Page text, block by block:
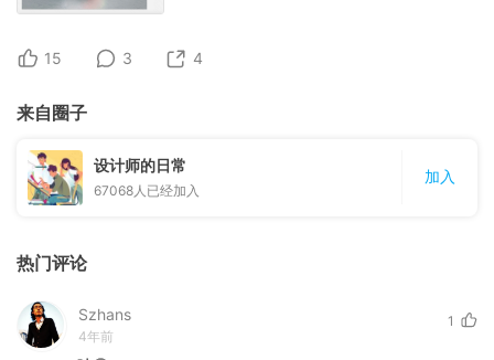
15 3 4
来自圈子
设计师的日常
67068人已经加入
加入
热门评论
Szhans
4年前
1